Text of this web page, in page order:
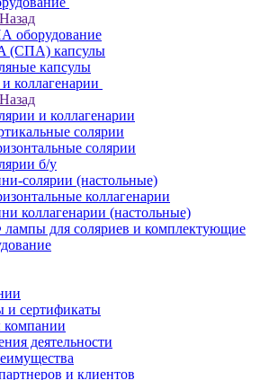
Назад
оборудование
(СПА) капсулы
капсулы
коллагенарии
Назад
и коллагенарии
солярии
солярии
б/у
солярии (настольные)
коллагенарии
коллагенарии (настольные)
для соляриев и комплектующие
и сертификаты
деятельности
и клиентов